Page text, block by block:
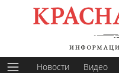
Новости Видео